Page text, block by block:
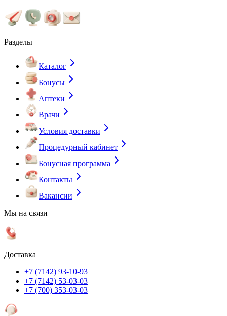
Разделы
Каталог
Бонусы
Аптеки
Врачи
Условия доставки
Процедурный кабинет
Бонусная программа
Контакты
Вакансии
Мы на связи
Доставка
+7 (7142) 93-10-93
+7 (7142) 53-03-03
+7 (700) 353-03-03